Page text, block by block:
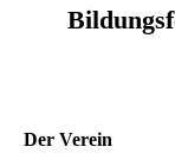
Der Verein